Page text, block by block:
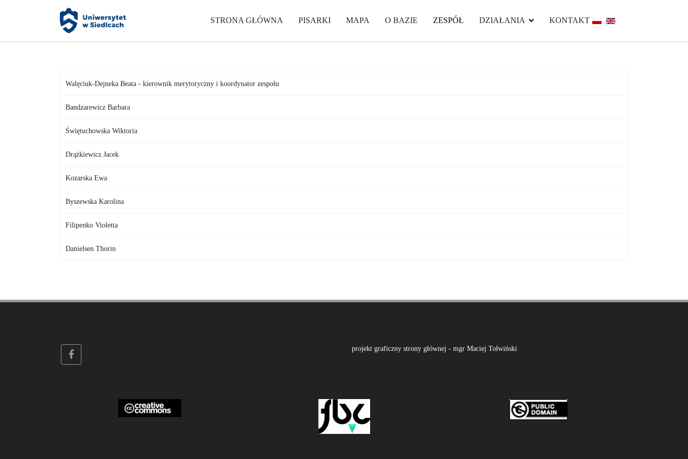
Panel zarządzania plikami cookies
STRONA GŁÓWNA PISARKI MAPA O BAZIE ZESPÓŁ DZIAŁANIA KONTAKT
Walęciuk-Dejneka Beata - kierownik merytoryczny i koordynator zespołu
Bandzarewicz Barbara
Świętuchowska Wiktoria
Drążkiewicz Jacek
Kozarska Ewa
Byszewska Karolina
Filipenko Violetta
Danielsen Thorin
projekt graficzny strony głównej - mgr Maciej Tołwiński